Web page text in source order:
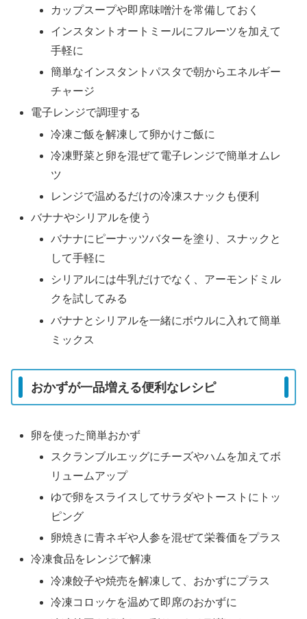
カップスープや即席味噌汁を常備しておく
インスタントオートミールにフルーツを加えて
手軽に
簡単なインスタントパスタで朝からエネルギー
チャージ
電子レンジで調理する
冷凍ご飯を解凍して卵かけご飯に
冷凍野菜と卵を混ぜて電子レンジで簡単オムレ
ツ
レンジで温めるだけの冷凍スナックも便利
バナナやシリアルを使う
バナナにピーナッツバターを塗り、スナックと
して手軽に
シリアルには牛乳だけでなく、アーモンドミル
クを試してみる
バナナとシリアルを一緒にボウルに入れて簡単
ミックス
おかずが一品増える便利なレシピ
卵を使った簡単おかず
スクランブルエッグにチーズやハムを加えてボ
リュームアップ
ゆで卵をスライスしてサラダやトーストにトッ
ピング
卵焼きに青ネギや人参を混ぜて栄養価をプラス
冷凍食品をレンジで解凍
冷凍餃子や焼売を解凍して、おかずにプラス
冷凍コロッケを温めて即席のおかずに